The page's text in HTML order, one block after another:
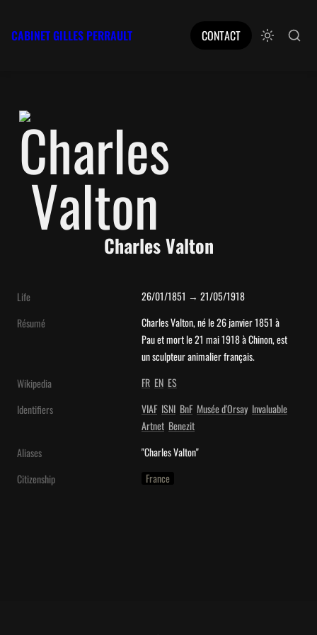
CABINET GILLES PERRAULT CONTACT
Charles Valton
Life
26/01/1851 → 21/05/1918
Résumé
Charles Valton, né le 26 janvier 1851 à
Pau et mort le 21 mai 1918 à Chinon, est
un sculpteur animalier français.
Wikipedia
FR EN ES
Identifiers
VIAF ISNI BnF Musée d'Orsay Invaluable
Artnet Benezit
Aliases
"Charles Valton"
Citizenship
France